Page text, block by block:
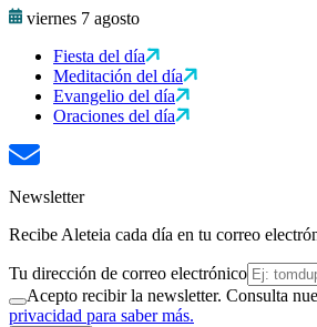
viernes 7 agosto
Fiesta del día
Meditación del día
Evangelio del día
Oraciones del día
Newsletter
Recibe Aleteia cada día en tu correo
Tu dirección de correo electrónico
Acepto recibir la newsletter. Consulta
privacidad para saber más.